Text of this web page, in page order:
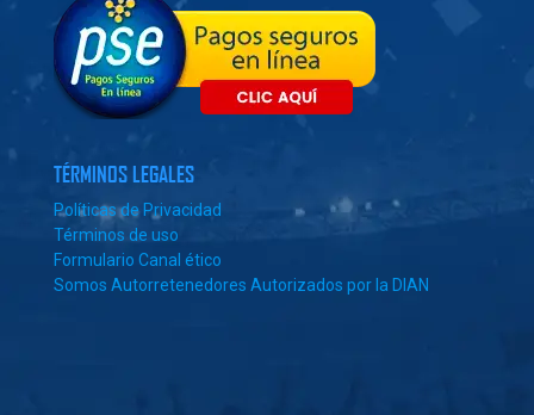
TÉRMINOS LEGALES
Políticas de Privacidad
Términos de uso
Formulario Canal ético
Somos Autorretenedores Autorizados por la DIAN